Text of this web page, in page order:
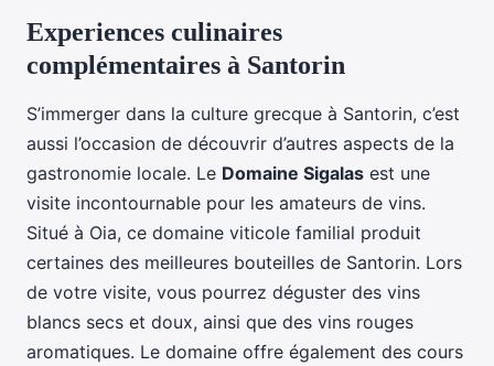
Experiences culinaires
complémentaires à Santorin
S’immerger dans la culture grecque à Santorin, c’est
aussi l’occasion de découvrir d’autres aspects de la
gastronomie locale. Le Domaine Sigalas est une
visite incontournable pour les amateurs de vins.
Situé à Oia, ce domaine viticole familial produit
certaines des meilleures bouteilles de Santorin. Lors
de votre visite, vous pourrez déguster des vins
blancs secs et doux, ainsi que des vins rouges
aromatiques. Le domaine offre également des cours